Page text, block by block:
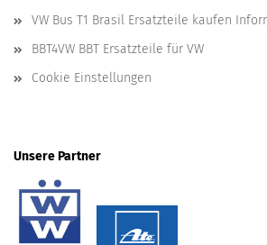
VW Bus T1 Brasil Ersatzteile kaufen
BBT4VW BBT Ersatzteile für VW
Cookie Einstellungen
Unsere Partner